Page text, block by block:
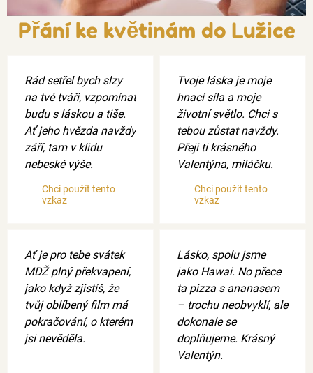
Přání ke květinám do Lužice
Rád setřel bych slzy
na tvé tváři, vzpomínat
budu s láskou a tiše.
Ať jeho hvězda navždy
září, tam v klidu
nebeské výše.
Chci použít tento
vzkaz
Tvoje láska je moje
hnací síla a moje
životní světlo. Chci s
tebou zůstat navždy.
Přeji ti krásného
Valentýna, miláčku.
Chci použít tento
vzkaz
Ať je pro tebe svátek
MDŽ plný překvapení,
jako když zjistíš, že
tvůj oblíbený film má
pokračování, o kterém
jsi nevěděla.
Lásko, spolu jsme
jako Hawai. No přece
ta pizza s ananasem
– trochu neobvyklí, ale
dokonale se
doplňujeme. Krásný
Valentýn.